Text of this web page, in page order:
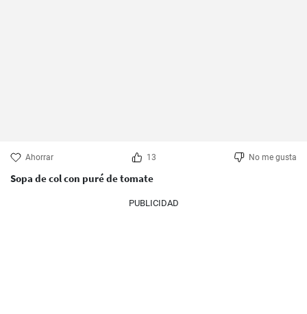
Ahorrar 13 No me gusta
Sopa de col con puré de tomate
PUBLICIDAD